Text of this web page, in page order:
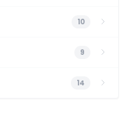
10
9
14